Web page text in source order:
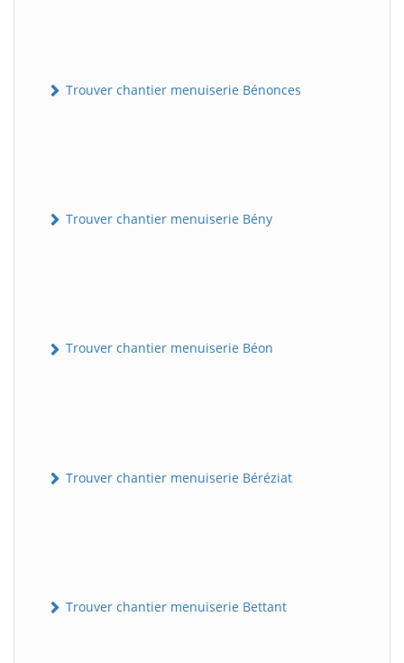
Trouver chantier menuiserie Bénonces
Trouver chantier menuiserie Bény
Trouver chantier menuiserie Béon
Trouver chantier menuiserie Béréziat
Trouver chantier menuiserie Bettant